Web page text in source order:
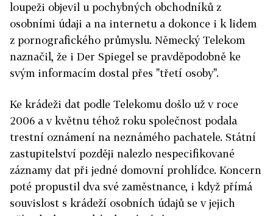
loupeži objevil u pochybných obchodníků z
osobními údaji a na internetu a dokonce i k lidem
z pornografického průmyslu. Německý Telekom
naznačil, že i Der Spiegel se pravděpodobně ke
svým informacím dostal přes "třetí osoby".
Ke krádeži dat podle Telekomu došlo už v roce
2006 a v květnu téhož roku společnost podala
trestní oznámení na neznámého pachatele. Státní
zastupitelství později nalezlo nespecifikované
záznamy dat při jedné domovní prohlídce. Koncern
poté propustil dva své zaměstnance, i když přímá
souvislost s krádeží osobních údajů se v jejich